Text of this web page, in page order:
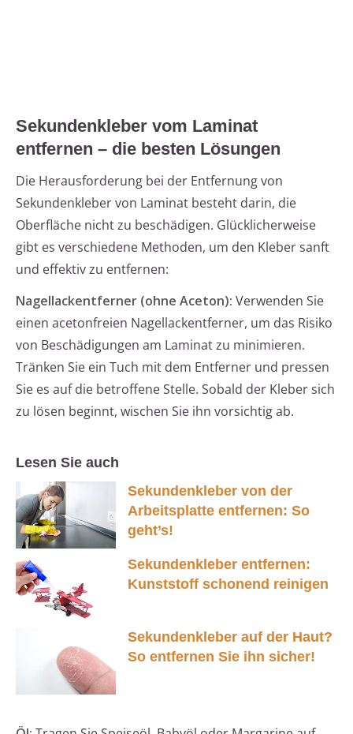
Sekundenkleber vom Laminat
entfernen – die besten Lösungen
Die Herausforderung bei der Entfernung von
Sekundenkleber von Laminat besteht darin, die
Oberfläche nicht zu beschädigen. Glücklicherweise
gibt es verschiedene Methoden, um den Kleber sanft
und effektiv zu entfernen:
Nagellackentferner (ohne Aceton): Verwenden Sie
einen acetonfreien Nagellackentferner, um das Risiko
von Beschädigungen am Laminat zu minimieren.
Tränken Sie ein Tuch mit dem Entferner und pressen
Sie es auf die betroffene Stelle. Sobald der Kleber sich
zu lösen beginnt, wischen Sie ihn vorsichtig ab.
Lesen Sie auch
Sekundenkleber von der
Arbeitsplatte entfernen: So
geht’s!
Sekundenkleber entfernen:
Kunststoff schonend reinigen
Sekundenkleber auf der Haut?
So entfernen Sie ihn sicher!